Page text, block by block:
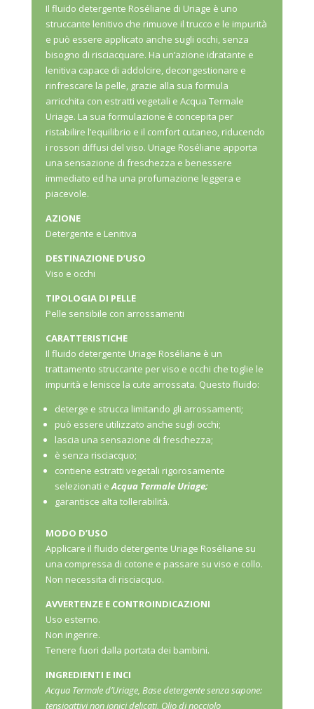
Il fluido detergente Roséliane di Uriage è uno
struccante lenitivo che rimuove il trucco e le impurità
e può essere applicato anche sugli occhi, senza
bisogno di risciacquare. Ha un’azione idratante e
lenitiva capace di addolcire, decongestionare e
rinfrescare la pelle, grazie alla sua formula
arricchita con estratti vegetali e Acqua Termale
Uriage. La sua formulazione è concepita per
ristabilire l’equilibrio e il comfort cutaneo, riducendo
i rossori diffusi del viso. Uriage Roséliane apporta
una sensazione di freschezza e benessere
immediato ed ha una profumazione leggera e
piacevole.
AZIONE
Detergente e Lenitiva
DESTINAZIONE D’USO
Viso e occhi
TIPOLOGIA DI PELLE
Pelle sensibile con arrossamenti
CARATTERISTICHE
Il fluido detergente Uriage Roséliane è un
trattamento struccante per viso e occhi che toglie le
impurità e lenisce la cute arrossata. Questo fluido:
deterge e strucca limitando gli arrossamenti;
può essere utilizzato anche sugli occhi;
lascia una sensazione di freschezza;
è senza risciacquo;
contiene estratti vegetali rigorosamente
selezionati eAcqua Termale Uriage;
garantisce alta tollerabilità.
MODO D’USO
Applicare il fluido detergente Uriage Roséliane su
una compressa di cotone e passare su viso e collo.
Non necessita di risciacquo.
AVVERTENZE E CONTROINDICAZIONI
Uso esterno.
Non ingerire.
Tenere fuori dalla portata dei bambini.
INGREDIENTI E INCI
Acqua Termale d’Uriage, Base detergente senza sapone:
tensioattivi non ionici delicati, Olio di nocciolo